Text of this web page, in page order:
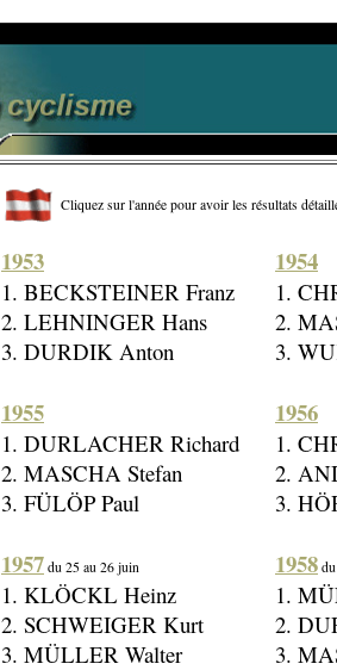
Cliquez sur l'année pour avoir les résultats
1953
1. BECKSTEINER Franz
2. LEHNINGER Hans
3. DURDIK Anton
1955
1. DURLACHER Richard
2. MASCHA Stefan
3. FÜLÖP Paul
1957 du 25 au 26 juin
1. KLÖCKL Heinz
2. SCHWEIGER Kurt
3. MÜLLER Walter
1954
1.
2.
3.
1956
1.
2.
3.
1958
1.
2.
3.